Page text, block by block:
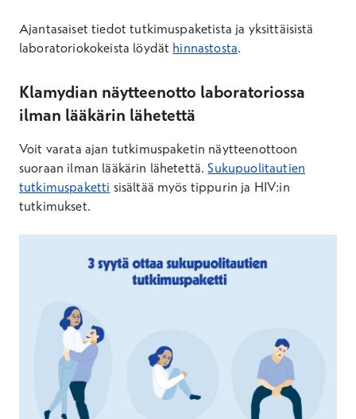
Ajantasaiset tiedot tutkimuspaketista ja yksittäisistä
laboratoriokokeista löydät hinnastosta.
Klamydian näytteenotto laboratoriossa
ilman lääkärin lähetettä
Voit varata ajan tutkimuspaketin näytteenottoon
suoraan ilman lääkärin lähetettä.Sukupuolitautien
tutkimuspaketti sisältää myös tippurin ja HIV:in
tutkimukset.